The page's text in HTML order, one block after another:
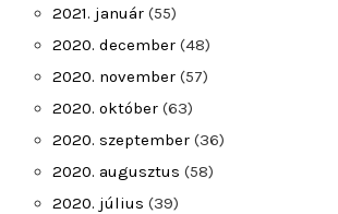
2021. január (55)
2020. december (48)
2020. november (57)
2020. október (63)
2020. szeptember (36)
2020. augusztus (58)
2020. július (39)